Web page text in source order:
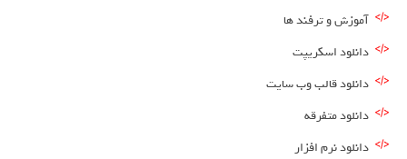
آموزش و ترفند ها
دانلود اسکریپت
دانلود قالب وب سایت
دانلود متفرقه
دانلود نرم افزار